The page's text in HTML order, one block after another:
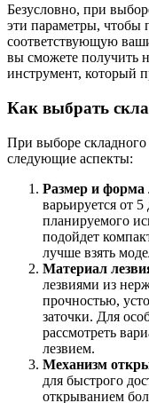
Безусловно, при
эти параметры, чтобы
соответствующую
вы сможете получить
инструмент, который
Как выбрать
При выборе складного
следующие аспекты:
Размер и форма
варьируется от
планируемого
подойдет
лучше взять
Материал
лезвиями из
прочностью,
заточки. Для
рассмотреть
лезвием.
Механизм
для быстрого
открыванием